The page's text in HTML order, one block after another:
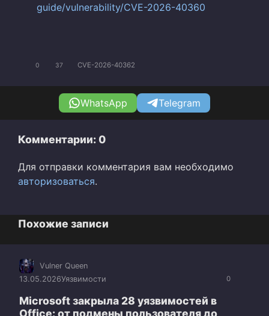
guide/vulnerability/CVE-2026-40360
0 37 CVE-2026-40362
WhatsApp Telegram
Комментарии: 0
Для отправки комментария вам необходимо
авторизоваться.
Похожие записи
0
Vulner Queen
13.05.2026Уязвимости
Microsoft закрыла 28 уязвимостей в